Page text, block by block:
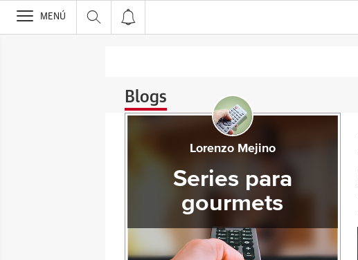
>
MENÚ
Blogs
Lorenzo Mejino
Series para
gourmets